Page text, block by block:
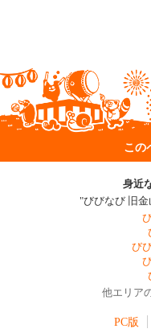
この
身近
"びびなび 旧
び
他エリア
PC版